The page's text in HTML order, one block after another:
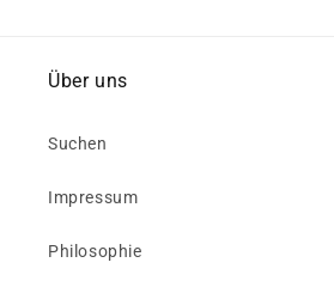
Über uns
Suchen
Impressum
Philosophie